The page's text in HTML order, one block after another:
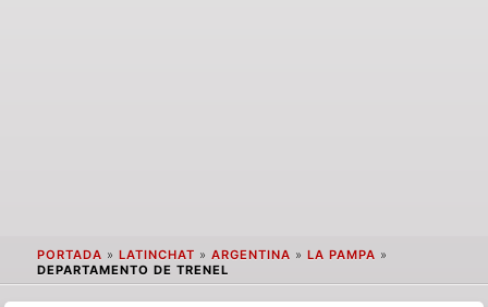
PORTADA » LATINCHAT » ARGENTINA » LA PAMPA »
DEPARTAMENTO DE TRENEL